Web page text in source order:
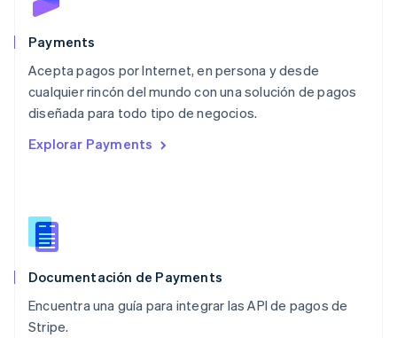
Payments
Acepta pagos por Internet, en persona y desde
cualquier rincón del mundo con una solución de pagos
diseñada para todo tipo de negocios.
Explorar Payments
Documentación de Payments
Encuentra una guía para integrar las API de pagos de
Stripe.
English
EspañolEnglish
English
Nueva Zelanda
English
NederlandsEnglish
Português
RAE de Hong Kong, China
Reino Unido
República Checa
English